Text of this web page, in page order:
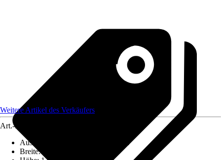
Weitere Artikel des Verkäufers
Art.-Nr.
Ausführung
Badewannenfaltwand
Breite: